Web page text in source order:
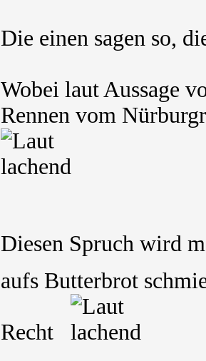
Die einen sagen so,
Wobei laut Aussage
Rennen vom
Diesen Spruch wird
aufs Butterbrot
Recht